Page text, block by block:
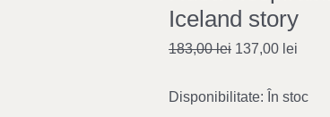
Iceland story
183,00lei 137,00 lei
Disponibilitate: În stoc
pentru
Leokid
Iceland